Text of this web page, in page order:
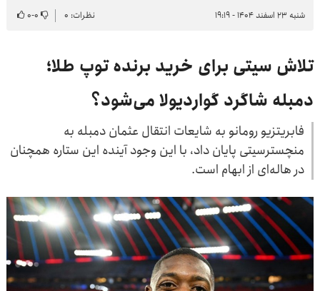
شنبه ۲۳ اسفند ۱۴۰۴ - ۱۹:۱۹
نظرات: ۰ ۰-۰
تلاش سیتی برای خرید برنده توپ طلا؛
دمبله شاگرد گواردیولا می‌شود؟
فابریتزیو رومانو به شایعات انتقال عثمان دمبله به
منچسترسیتی پایان داد، با این وجود آینده این ستاره همچنان
در هاله‌ای از ابهام است.